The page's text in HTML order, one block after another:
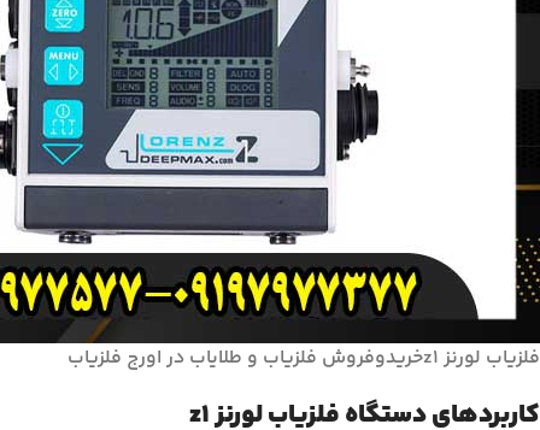
فلزیاب لورنز z1خریدوفروش فلزیاب و طلایاب در اورج فلزیاب
کاربردهای دستگاه فلزیاب لورنز z1